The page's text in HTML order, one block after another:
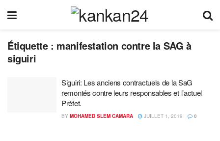
Étiquette : manifestation contre la SAG à
siguiri
Siguiri: Les anciens contractuels de la SaG
remontés contre leurs responsables et l’actuel
Préfet.
BY MOHAMED SLEM CAMARA JUILLET 1, 2019 0